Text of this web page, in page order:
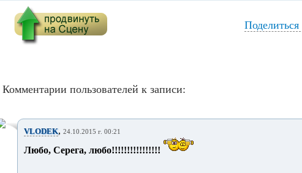
Поделиться
Комментарии пользователей к записи:
VLODEK, 24.10.2015 г. 00:21
Любо, Серега, любо!!!!!!!!!!!!!!!!